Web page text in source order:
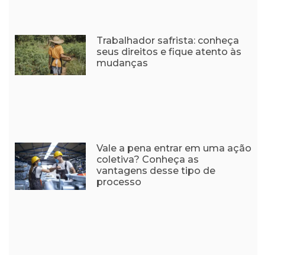
Trabalhador safrista: conheça
seus direitos e fique atento às
mudanças
Vale a pena entrar em uma ação
coletiva? Conheça as
vantagens desse tipo de
processo